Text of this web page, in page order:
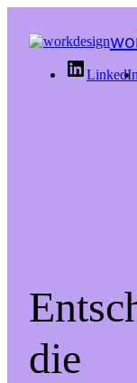
LinkedIn
die